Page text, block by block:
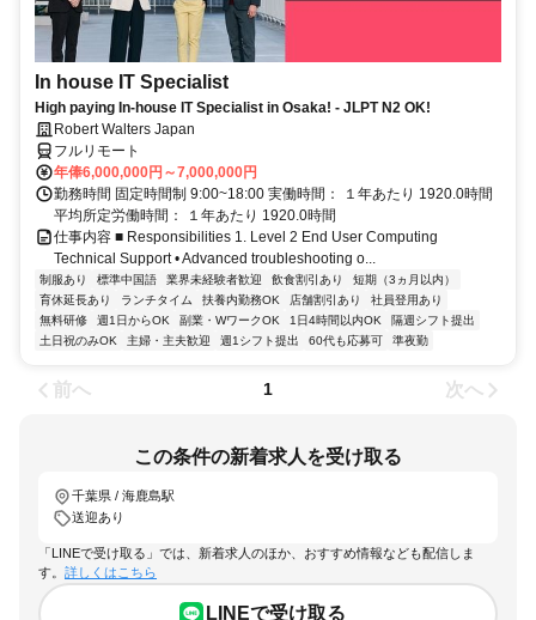
In house IT Specialist
High paying In-house IT Specialist in Osaka! - JLPT N2 OK!
Robert Walters Japan
フルリモート
年俸6,000,000円～7,000,000円
勤務時間 固定時間制 9:00~18:00 実働時間： １年あたり 1920.0時間
平均所定労働時間： １年あたり 1920.0時間
仕事内容 ■ Responsibilities 1. Level 2 End User Computing
Technical Support • Advanced troubleshooting o...
制服あり 標準中国語 業界未経験者歓迎 飲食割引あり
短期（3ヵ月以内）
育休延長あり
ランチタイム 扶養内勤務OK 店舗割引あり
社員登用あり
無料研修
週1日からOK 副業・WワークOK 1日4時間以内OK
隔週シフト提出
土日祝のみOK
主婦・主夫歓迎 週1シフト提出 60代も応募可 準夜勤
前へ 1 次へ
この条件の新着求人を受け取る
千葉県 / 海鹿島駅
送迎あり
「LINEで受け取る」では、新着求人のほか、おすすめ情報なども配信しま
す。 詳しくはこちら
LINEで受け取る